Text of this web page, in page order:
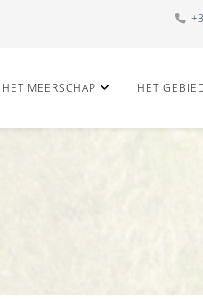
HET MEERSCHAP HET